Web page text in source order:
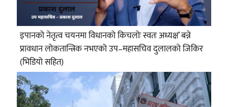
इपानको नेतृत्व चयनमा विधानको किचलोः स्वतः अध्यक्ष’ बन्ने
प्रावधान लोकतान्त्रिक नभएको उप–महासचिव दुलालको जिकिर
(भिडियो सहित)